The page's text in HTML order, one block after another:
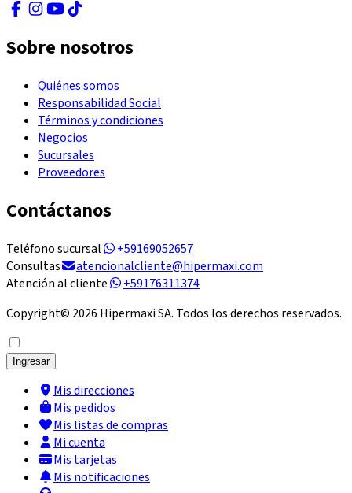
Sobre nosotros
Quiénes somos
Responsabilidad Social
Términos y condiciones
Negocios
Sucursales
Proveedores
Contáctanos
Teléfono sucursal
+59169052657
Consultas
atencionalcliente@hipermaxi.com
Atención al cliente
+59176311374
Copyright© 2026 Hipermaxi SA. Todos los derechos reservados.
Ingresar
Mis direcciones
Mis pedidos
Mis listas de compras
Mi cuenta
Mis tarjetas
Mis notificaciones